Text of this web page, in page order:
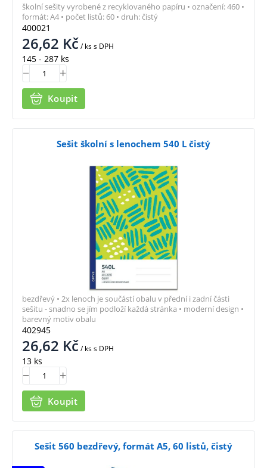
400021
26,62 Kč/ kss DPH
145 - 287 ks
Koupit
školní sešity vyrobené z recyklovaného papíru • označení: 460 •
formát: A4 • počet listů: 60 • druh: čistý
Sešit školní s lenochem 540 L čistý
402945
26,62 Kč/ kss DPH
13 ks
Koupit
bezdřevý • 2x lenoch je součástí obalu v přední i zadní části
sešitu - snadno se jím podloží každá stránka • moderní design •
barevný motiv obalu
Sešit 560 bezdřevý, formát A5, 60 listů, čistý